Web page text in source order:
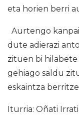
eta horien berri
Aurtengo
dute adierazi
zituen bi hilabete
gehiago saldu
eskaintza
Iturria: Oñati